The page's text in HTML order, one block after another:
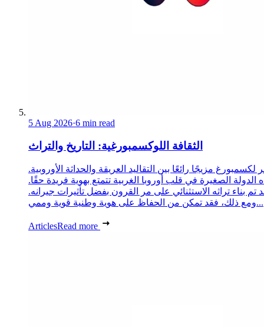
5 Aug 2026·6 min read
الثقافة اللوكسمبورغية: التاريخ والتراث
لكسمبورغ مزيجًا رائعًا بين التقاليد العريقة والحداثة الأوروبية.
الدولة الصغيرة في قلب أوروبا الغربية تتمتع بهوية فريدة حقًا.
تم بناء تراثه الاستثنائي على مر القرون بفضل تأثيرات جيرانه.
ومع ذلك، فقد تمكن من الحفاظ على هوية وطنية قوية وممي...
ArticlesRead more